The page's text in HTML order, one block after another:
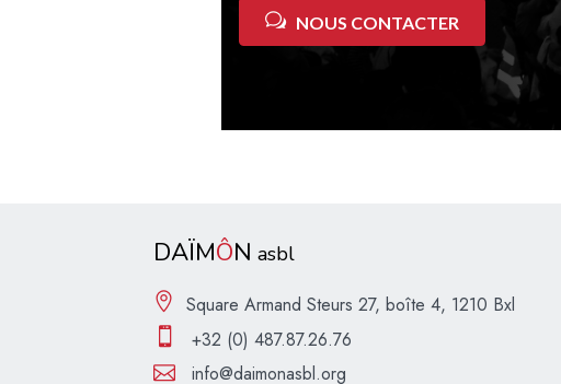
NOUS CONTACTER
DAÏMÔN asbl
Square Armand Steurs 27, boîte 4, 1210 Bxl
+32 (0) 487.87.26.76
info@daimonasbl.org